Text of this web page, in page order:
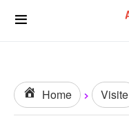
Home Visite